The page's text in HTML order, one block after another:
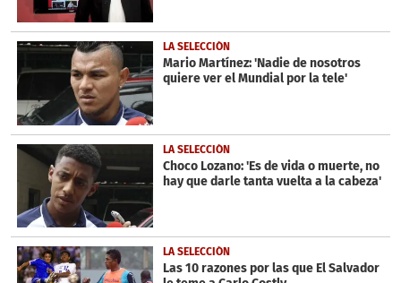
LA SELECCIÓN
Mario Martínez: 'Nadie de nosotros
quiere ver el Mundial por la tele'
LA SELECCIÓN
Choco Lozano: 'Es de vida o muerte, no
hay que darle tanta vuelta a la cabeza'
LA SELECCIÓN
Las 10 razones por las que El Salvador